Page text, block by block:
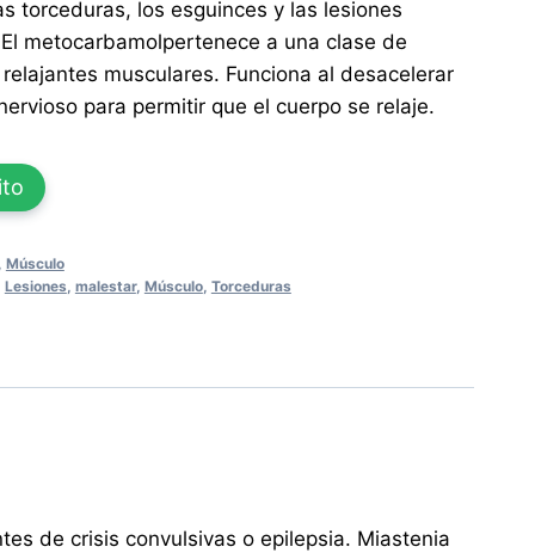
torceduras, los esguinces y las lesiones
metocarbamolpertenece a una clase de
musculares. Funciona al desacelerar
para permitir que el cuerpo se relaje.
Músculo
Lesiones, malestar, Músculo, Torceduras
de crisis convulsivas o epilepsia. Miastenia